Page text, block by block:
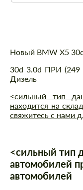
Описание
Новый BMW X5
30d 3.0d ПРИ (249
Дизель
<сильный тип
находится на
свяжитесь с нами
<сильный тип
автомобилей
автомобилей